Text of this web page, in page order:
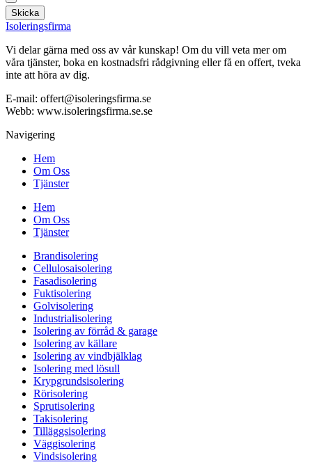
Skicka
Isoleringsfirma
Vi delar gärna med oss av vår kunskap! Om du vill veta mer om
våra tjänster, boka en kostnadsfri rådgivning eller få en offert, tveka
inte att höra av dig.
E-mail: offert@isoleringsfirma.se
Webb: www.isoleringsfirma.se.se
Navigering
Hem
Om Oss
Tjänster
Hem
Om Oss
Tjänster
Brandisolering
Cellulosaisolering
Fasadisolering
Fuktisolering
Golvisolering
Industrialisolering
Isolering av förråd & garage
Isolering av källare
Isolering av vindbjälklag
Isolering med lösull
Krypgrundsisolering
Rörisolering
Sprutisolering
Takisolering
Tilläggsisolering
Väggisolering
Vindsisolering